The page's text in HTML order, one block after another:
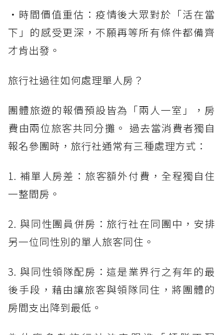
・時間價值重估：疫情後大眾對於「活在當
下」的感受更深，不願再等所有條件都備齊
才肯出發。
旅行社過往如何處理單人房？
團體旅遊的報價預設皆為「兩人一室」，房
費由兩位旅客共同分攤。 過去當消費者獨自
報名參團時，旅行社通常有三種處理方式：
1. 補單人房差：旅客額外付費，全程獨自住
一整間房。
2. 與同性團員併房：旅行社在同團中，安排
另一位同性別的單人旅客同住。
3. 與同性領隊配房：這是業界行之有年的最
後手段，藉由讓旅客與領隊同住，將團體的
房間支出降到最低。